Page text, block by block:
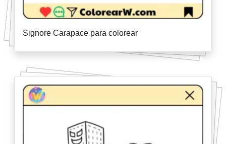
Signore Carapace para colorear